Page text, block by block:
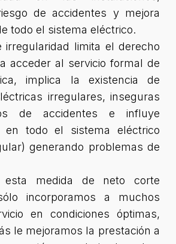
de accidentes y mejora
todo el sistema eléctrico.
irregularidad limita el derecho
acceder al servicio formal de
implica la existencia de
irregulares, inseguras
de accidentes e influye
en todo el sistema eléctrico
generando problemas de
medida de neto corte
incorporamos a muchos
en condiciones óptimas,
le mejoramos la prestación a